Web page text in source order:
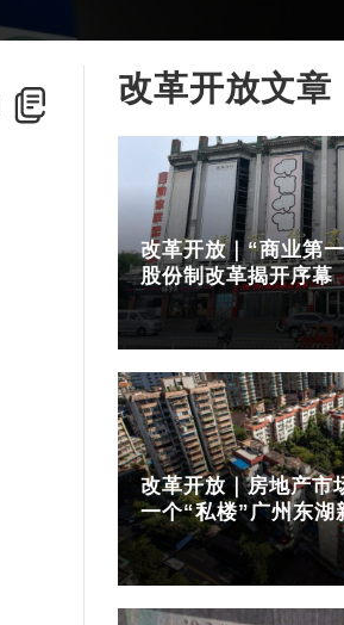
改革开放文章
改革开放｜“商业第
股份制改革揭开序幕
改革开放｜房地产市
一个“私楼”广州东湖